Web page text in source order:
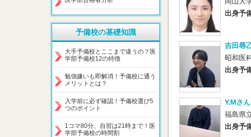
出身予
吉田尋
昭和医
出身予
Y.Mさん
福島県
出身予
予備校の基礎知識
大手予備校とここまで違うの？医
学部予備校12の特徴
勉強嫌いも即解消！予備校に通う
メリットとは？
入学前に必ず確認！予備校選び5
つのポイント
1コマ80分、自習は21時まで！医
学部予備校の時間割